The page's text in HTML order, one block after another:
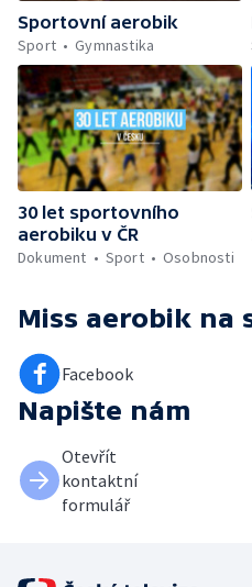
Sportovní aerobik
Sport
Gymnastika
30 let sportovního
aerobiku v ČR
Dokument
Sport Osobnosti
Miss aerobik na
Facebook
Napište nám
Otevřít
kontaktní
formulář